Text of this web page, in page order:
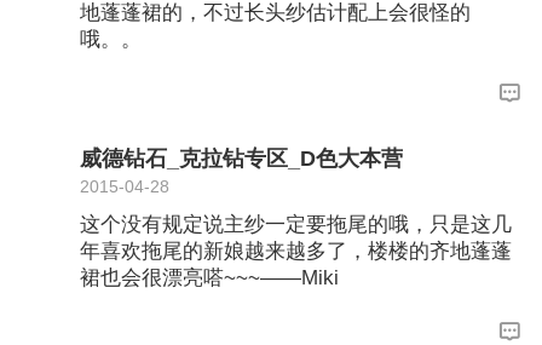
地蓬蓬裙的，不过长头纱估计配上会很怪的
哦。。
威德钻石_克拉钻专区_D色大本营
2015-04-28
这个没有规定说主纱一定要拖尾的哦，只是这几
年喜欢拖尾的新娘越来越多了，楼楼的齐地蓬蓬
裙也会很漂亮嗒~~~——Miki